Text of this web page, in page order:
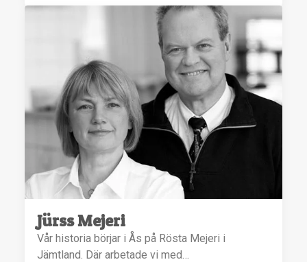
Jürss Mejeri
Vår historia börjar i Ås på Rösta Mejeri i
Jämtland. Där arbetade vi med…